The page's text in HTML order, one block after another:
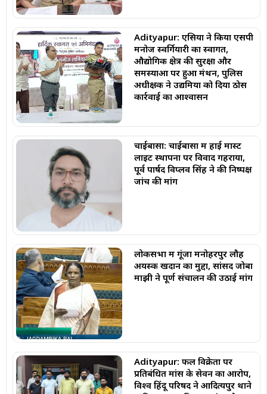
Adityapur: एसिया ने किया एसपी
मनोज स्वर्गियारी का स्वागत,
औद्योगिक क्षेत्र की सुरक्षा और
समस्याओं पर हुआ मंथन, पुलिस
अधीक्षक ने उद्यमियों को दिया ठोस
कार्रवाई का आश्वासन
चाईबासा: चाईबासा में हाई मास्ट
लाइट स्थापना पर विवाद गहराया,
पूर्व पार्षद विप्लव सिंह ने की निष्पक्ष
जांच की मांग
लोकसभा में गूंजा मनोहरपुर लौह
अयस्क खदान का मुद्दा, सांसद जोबा
माझी ने पूर्ण संचालन की उठाई मांग
Adityapur: फल विक्रेता पर
प्रतिबंधित मांस के सेवन का आरोप,
विश्व हिंदू परिषद ने आदित्यपुर थाने